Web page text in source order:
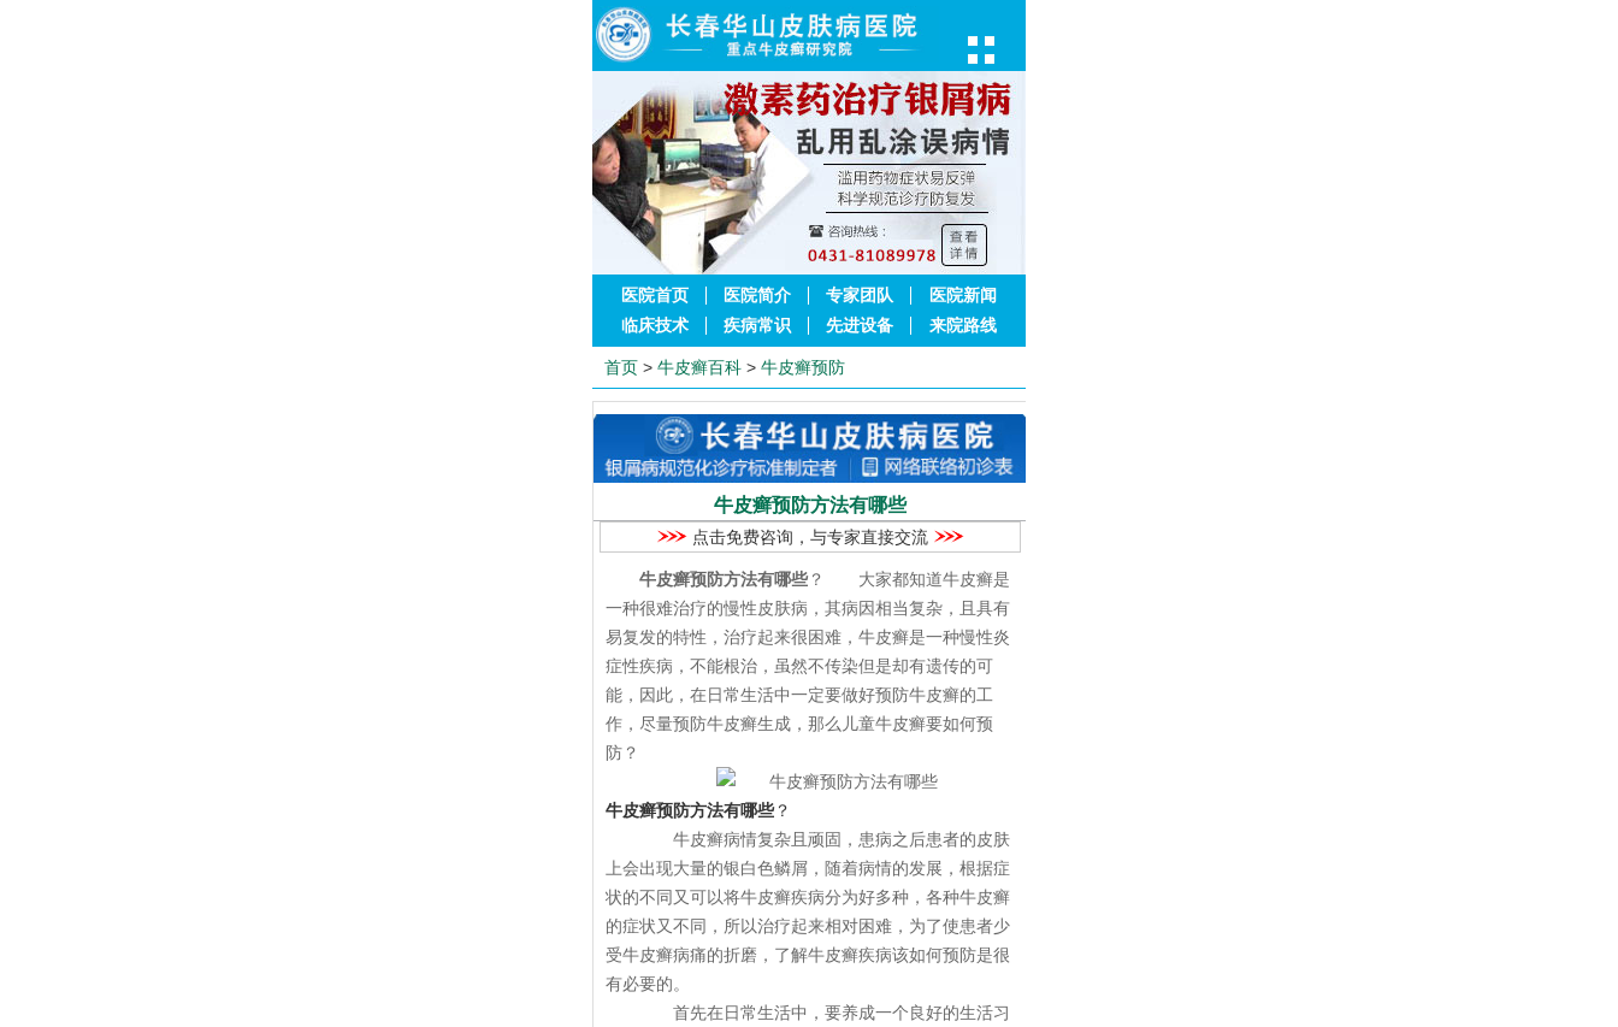
医院首页 医院简介 专家团队
医院新闻
临床技术
疾病常识 先进设备 来院路线
首页 > 牛皮癣百科 > 牛皮癣预防
牛皮癣预防方法有哪些
点击免费咨询，与专家直接交流
牛皮癣预防方法有哪些 ？ 大家都知道牛皮癣是
一种很难治疗的慢性皮肤病，其病因相当复杂，且具有
易复发的特性，治疗起来很困难，牛皮癣是一种慢性炎
症性疾病，不能根治，虽然不传染但是却有遗传的可
能，因此，在日常生活中一定要做好预防牛皮癣的工
作，尽量预防牛皮癣生成，那么儿童牛皮癣要如何预
防？
牛皮癣预防方法有哪些？
牛皮癣病情复杂且顽固，患病之后患者的皮肤
上会出现大量的银白色鳞屑，随着病情的发展，根据症
状的不同又可以将牛皮癣疾病分为好多种，各种牛皮癣
的症状又不同，所以治疗起来相对困难，为了使患者少
受牛皮癣病痛的折磨，了解牛皮癣疾病该如何预防是很
有必要的。
首先在日常生活中，要养成一个良好的生活习